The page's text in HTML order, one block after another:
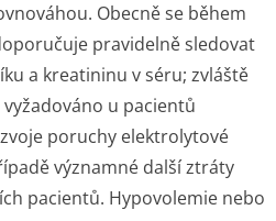
Obecně se během
pravidelně sledovat
a kreatininu v séru; zvláště
u pacientů
poruchy elektrolytové
významné další ztráty
pacientů. Hypovolemie nebo